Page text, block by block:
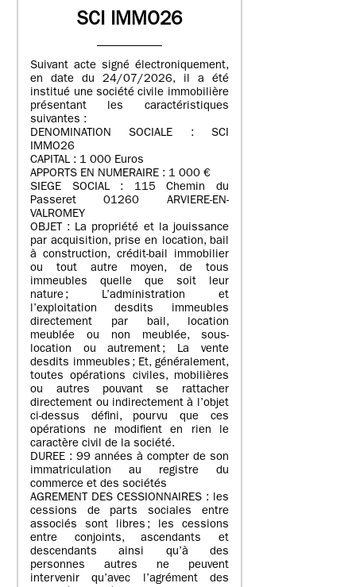
SCI IMMO26
Suivant acte signé électroniquement,
en date du 24/07/2026, il a été
institué une société civile immobilière
présentant les caractéristiques
suivantes :
DENOMINATION SOCIALE : SCI
IMMO26
CAPITAL : 1 000 Euros
APPORTS EN NUMERAIRE : 1 000 €
SIEGE SOCIAL : 115 Chemin du
Passeret 01260 ARVIERE-EN-
VALROMEY
OBJET : La propriété et la jouissance
par acquisition, prise en location, bail
à construction, crédit-bail immobilier
ou tout autre moyen, de tous
immeubles quelle que soit leur
nature ; L’administration et
l’exploitation desdits immeubles
directement par bail, location
meublée ou non meublée, sous-
location ou autrement ; La vente
desdits immeubles ; Et, généralement,
toutes opérations civiles, mobilières
ou autres pouvant se rattacher
directement ou indirectement à l’objet
ci-dessus défini, pourvu que ces
opérations ne modifient en rien le
caractère civil de la société.
DUREE : 99 années à compter de son
immatriculation au registre du
commerce et des sociétés
AGREMENT DES CESSIONNAIRES : les
cessions de parts sociales entre
associés sont libres ; les cessions
entre conjoints, ascendants et
descendants ainsi qu’à des
personnes autres ne peuvent
intervenir qu’avec l’agrément des